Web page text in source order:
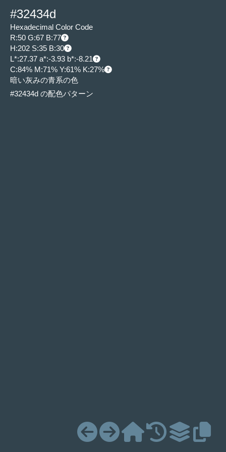
#32434d
Hexadecimal Color Code
R:50 G:67 B:77
H:202 S:35 B:30
L*:27.37 a*:-3.93 b*:-8.21
C:84% M:71% Y:61% K:27%
暗い灰みの青系の色
#32434d の配色パターン